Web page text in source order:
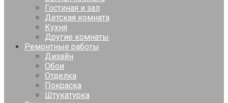
Гостиная и зал
Детская комната
Кухня
Другие комнаты
Ремонтные работы
Дизайн
Обои
Отделка
Покраска
Штукатурка